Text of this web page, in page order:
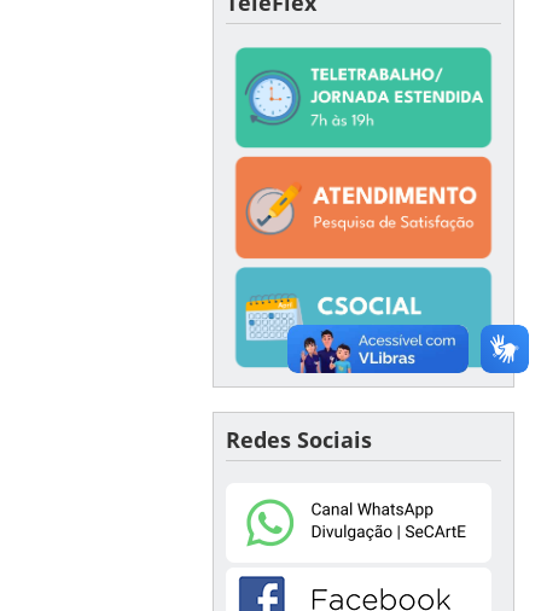
Redes Sociais